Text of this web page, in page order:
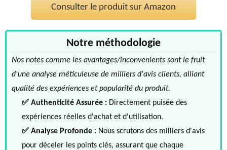
Consulter le produit sur Amazon
Notre méthodologie
Nos notes comme les avantages/inconvenients sont le fruit
d'une analyse méticuleuse de milliers d'avis clients, alliant
qualité des expériences et popularité du produit.
✅ Authenticité Assurée : Directement puisée des
expériences réelles d'achat et d'utilisation.
✅ Analyse Profonde : Nous scrutons des milliers d'avis
pour déceler les points clés, assurant que chaque